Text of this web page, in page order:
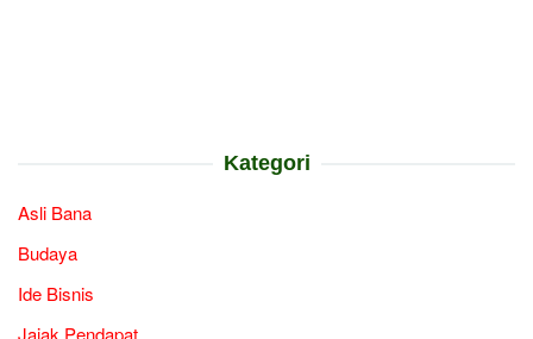
Kategori
Asli Bana
Budaya
Ide Bisnis
Jajak Pendapat